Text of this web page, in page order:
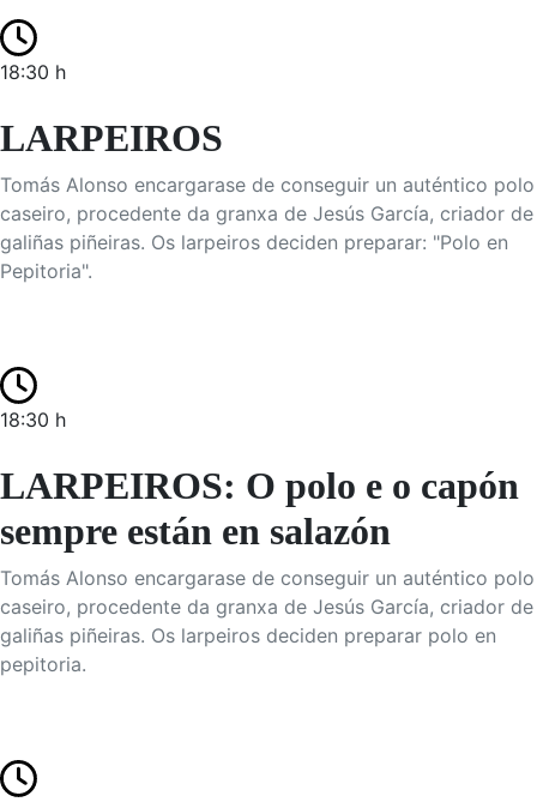
18:30 h
LARPEIROS
Tomás Alonso encargarase de conseguir un auténtico polo
caseiro, procedente da granxa de Jesús García, criador de
galiñas piñeiras. Os larpeiros deciden preparar: "Polo en
Pepitoria".
18:30 h
LARPEIROS: O polo e o capón
sempre están en salazón
Tomás Alonso encargarase de conseguir un auténtico polo
caseiro, procedente da granxa de Jesús García, criador de
galiñas piñeiras. Os larpeiros deciden preparar polo en
pepitoria.